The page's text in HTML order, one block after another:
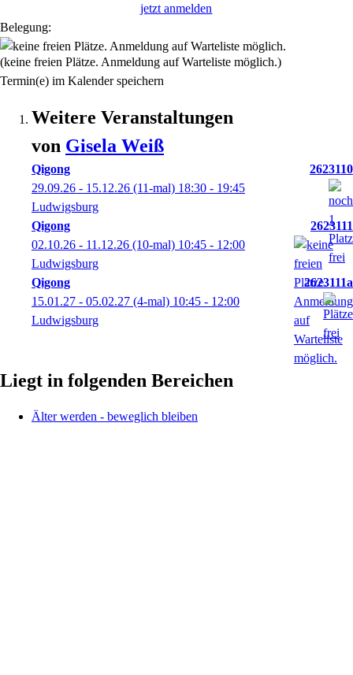
jetzt anmelden
Belegung:
(keine freien Plätze. Anmeldung auf Warteliste möglich.)
Termin(e) im Kalender speichern
Weitere Veranstaltungen
von Gisela Weiß
Qigong
2623110
29.09.26 - 15.12.26 (11-mal) 18:30 - 19:45
Ludwigsburg
Qigong
2623111
02.10.26 - 11.12.26 (10-mal) 10:45 - 12:00
Ludwigsburg
Qigong
2623111a
15.01.27 - 05.02.27 (4-mal) 10:45 - 12:00
Ludwigsburg
Liegt in folgenden Bereichen
Älter werden - beweglich bleiben